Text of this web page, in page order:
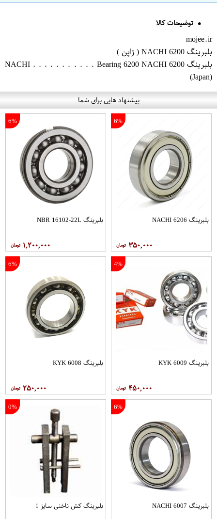
توضیحات کالا
mojee.ir
بلبرینگ 6200 NACHI ( ژاپن )
بلبرینگ 6200 NACHI . . . . . . . . . . . Bearing 6200 NACHI
(Japan)
پیشنهاد هایی برای شما
6%
بلبرینگ 6206 NACHI
۳۵۰,۰۰۰
6%
بلبرینگ NBR 16102-22L
۱,۲۰۰,۰۰۰
4%
بلبرینگ 6009 KYK
۴۵۰,۰۰۰
6%
بلبرینگ 6008 KYK
۲۵۰,۰۰۰
6%
بلبرینگ 6007 NACHI
0%
بلبرینگ کش ناخنی سایز 1